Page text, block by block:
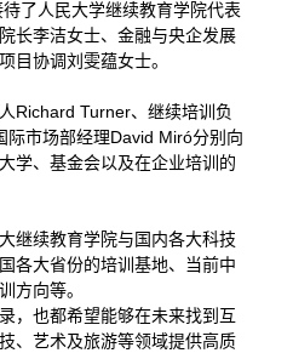
了人民大学继续教育学院代表
长李洁女士、金融与央企发展
目协调刘雯蕴女士。
Richard Turner、继续培训负
际市场部经理David Miró分别 向
学、基金会以及在企业培训的
继续教育学院与国内各大科技
各大省份的培训基地、当前中
方向等。
，也都希望能够在未来找到互
、艺术及旅游等领域提供高质